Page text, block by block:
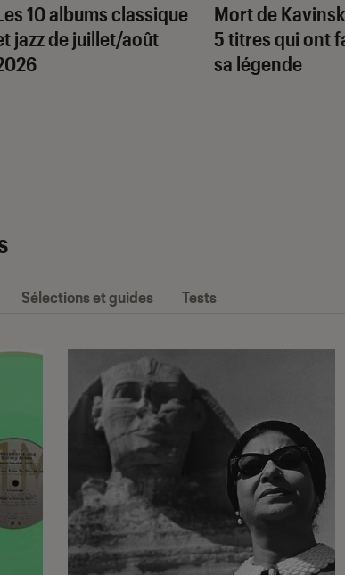
10 albums classique
jazz de juillet/août
Mort de
5 titres qui ont
sa légende
Sélections et guides Tests